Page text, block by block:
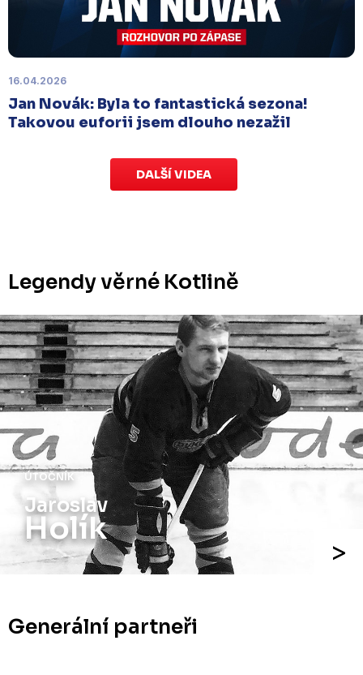
. Kluby se domluvily na náhradním
termínu, Bruslaři se s Ústím nad Labem utkají doma
v Kotlině ve středu 26. listopadu od 18:00.
16.04.2026
Jan Novák: Byla to fantastická sezona!
Takovou euforii jsem dlouho nezažil
DALŠÍ VIDEA
Legendy věrné Kotlině
ÚTOČNÍK
Jaroslav
Holík
Generální partneři